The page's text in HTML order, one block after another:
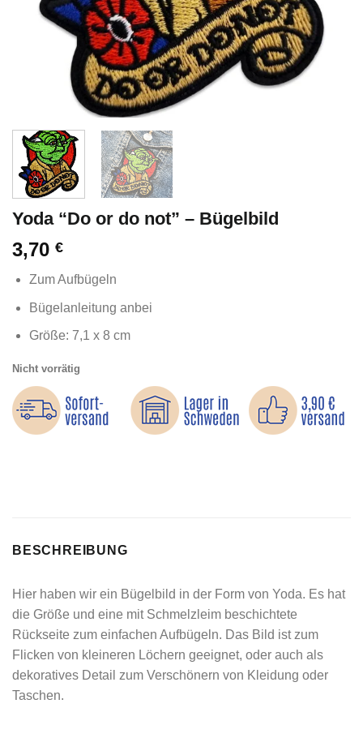
Yoda “Do or do not” – Bügelbild
3,70 €
Zum Aufbügeln
Bügelanleitung anbei
Größe: 7,1 x 8 cm
Nicht vorrätig
BESCHREIBUNG
Hier haben wir ein Bügelbild in der Form von Yoda. Es hat
die Größe und eine mit Schmelzleim beschichtete
Rückseite zum einfachen Aufbügeln. Das Bild ist zum
Flicken von kleineren Löchern geeignet, oder auch als
dekoratives Detail zum Verschönern von Kleidung oder
Taschen.